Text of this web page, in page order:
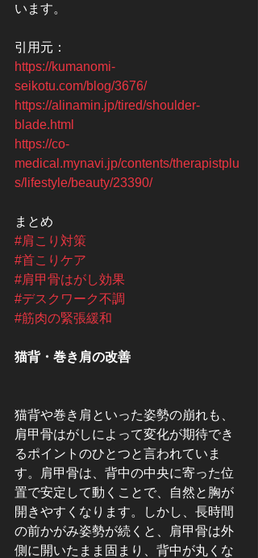
います。
引用元：
https://kumanomi-
seikotu.com/blog/3676/
https://alinamin.jp/tired/shoulder-
blade.html
https://co-
medical.mynavi.jp/contents/therapistplu
s/lifestyle/beauty/23390/
まとめ
#肩こり対策
#首こりケア
#肩甲骨はがし効果
#デスクワーク不調
#筋肉の緊張緩和
猫背・巻き肩の改善
猫背や巻き肩といった姿勢の崩れも、
肩甲骨はがしによって変化が期待でき
るポイントのひとつと言われていま
す。肩甲骨は、背中の中央に寄った位
置で安定して動くことで、自然と胸が
開きやすくなります。しかし、長時間
の前かがみ姿勢が続くと、肩甲骨は外
側に開いたまま固まり、背中が丸くな